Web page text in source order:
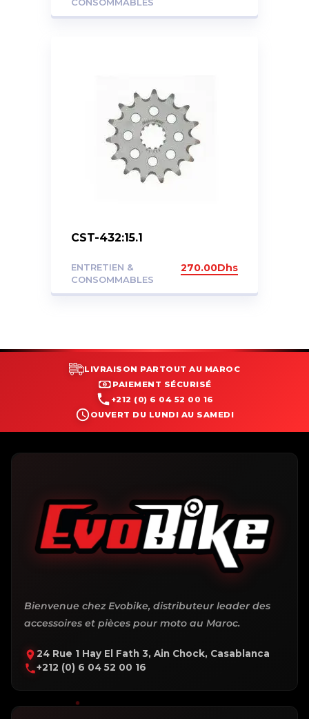
CST-432:15.1
ENTRETIEN &
CONSOMMABLES
270.00Dhs
LIVRAISON PARTOUT AU MAROC
PAIEMENT SÉCURISÉ
+212 (0) 6 04 52 00 16
OUVERT DU LUNDI AU SAMEDI
Bienvenue chez Evobike, distributeur leader des
accessoires et pièces pour moto au Maroc.
24 Rue 1 Hay El Fath 3, Ain Chock, Casablanca
+212 (0) 6 04 52 00 16